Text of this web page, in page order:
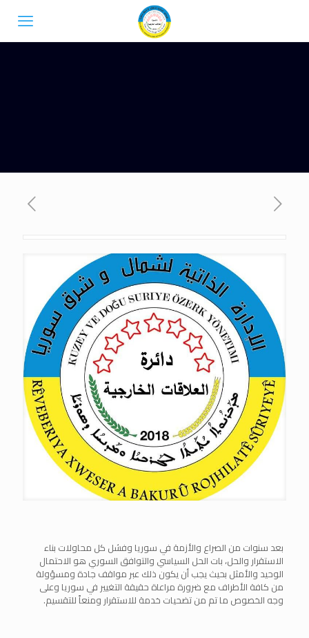
بعد سنوات من الصراع والأزمة في سوريا وفشل كل محاولات بناء
الاستقرار والحل، بات الحل السياسي والتوافق السوري هو الاحتمال
الوحيد والأمثل بحيث يجب أن يكون ذلك عبر مواقف جادة ومسؤولة
من كافة الأطراف مع ضرورة مراعاة حقيقة التغيير في سوريا وعلى
وجه الخصوص ما تم من تضحيات خدمة للاستقرار ومنعاً للتقسيم.